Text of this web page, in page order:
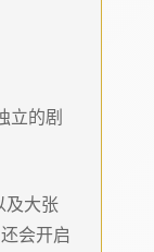
立的剧
及大张
会开启